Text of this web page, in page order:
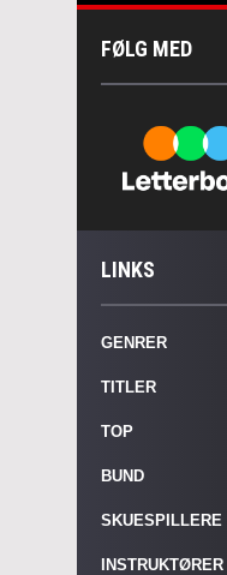
FØLG MED
LINKS
GENRER
TITLER
TOP
BUND
SKUESPILLERE
INSTRUKTØRER